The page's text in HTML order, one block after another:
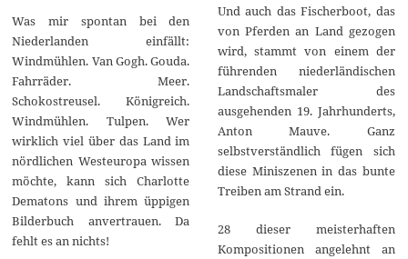
Was mir spontan bei den
Niederlanden einfällt:
Windmühlen. Van Gogh. Gouda.
Fahrräder. Meer.
Schokostreusel. Königreich.
Windmühlen. Tulpen. Wer
wirklich viel über das Land im
nördlichen Westeuropa wissen
möchte, kann sich Charlotte
Dematons und ihrem üppigen
Bilderbuch anvertrauen. Da
fehlt es an nichts!
Und auch das Fischerboot, das
von Pferden an Land gezogen
wird, stammt von einem der
führenden niederländischen
Landschaftsmaler des
ausgehenden 19. Jahrhunderts,
Anton Mauve. Ganz
selbstverständlich fügen sich
diese Miniszenen in das bunte
Treiben am Strand ein.
28 dieser meisterhaften
Kompositionen angelehnt an